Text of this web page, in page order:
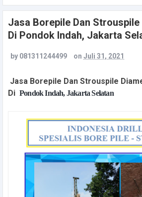
Jasa Borepile Dan Strouspile
Di Pondok Indah, Jakarta
by 081311244499 on Juli 31, 2021
Jasa Borepile Dan Strouspile
Di Pondok Indah, Jakarta Selatan